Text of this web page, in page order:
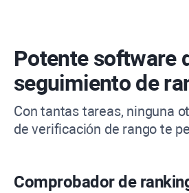
Potente software
seguimiento de
Con tantas tareas, ninguna
de verificación de rango te
Comprobador de